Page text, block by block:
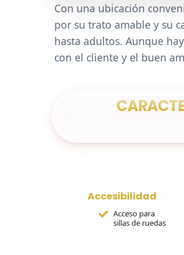
Con una ubicación
por su trato amable y su
hasta adultos. Aunque
con el cliente y el buen
Accesibilidad
Acceso para
sillas de ruedas